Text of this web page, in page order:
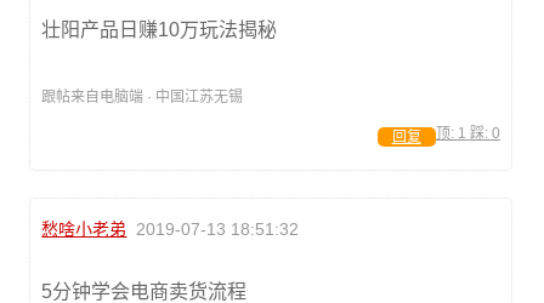
壮阳产品日赚10万玩法揭秘
跟帖来自电脑端 · 中国江苏无锡
顶: 1 踩: 0
回复
愁啥小老弟 2019-07-13 18:51:32
5分钟学会电商卖货流程